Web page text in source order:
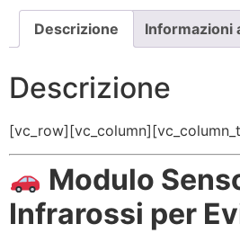
Descrizione Informazioni
Descrizione
Modulo
Infrarossi per